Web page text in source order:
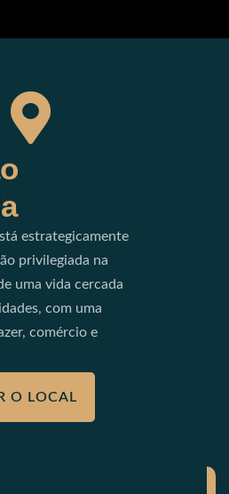
estrategicamente
privilegiada na
uma vida cercada
com uma
comércio e
O LOCAL